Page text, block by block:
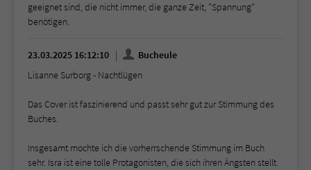
geeignet sind, die nicht immer, die ganze Zeit, "Spannung"
benötigen.
23.03.2025 16:12:10
Bucheule
Lisanne Surborg - Nachtlügen
Das Cover ist faszinierend und passt sehr gut zur Stimmung des
Buches.
Insgesamt mochte ich die vorherrschende Stimmung im Buch
sehr. Isra ist eine tolle Protagonisten, die sich ihren Ängsten stellt.